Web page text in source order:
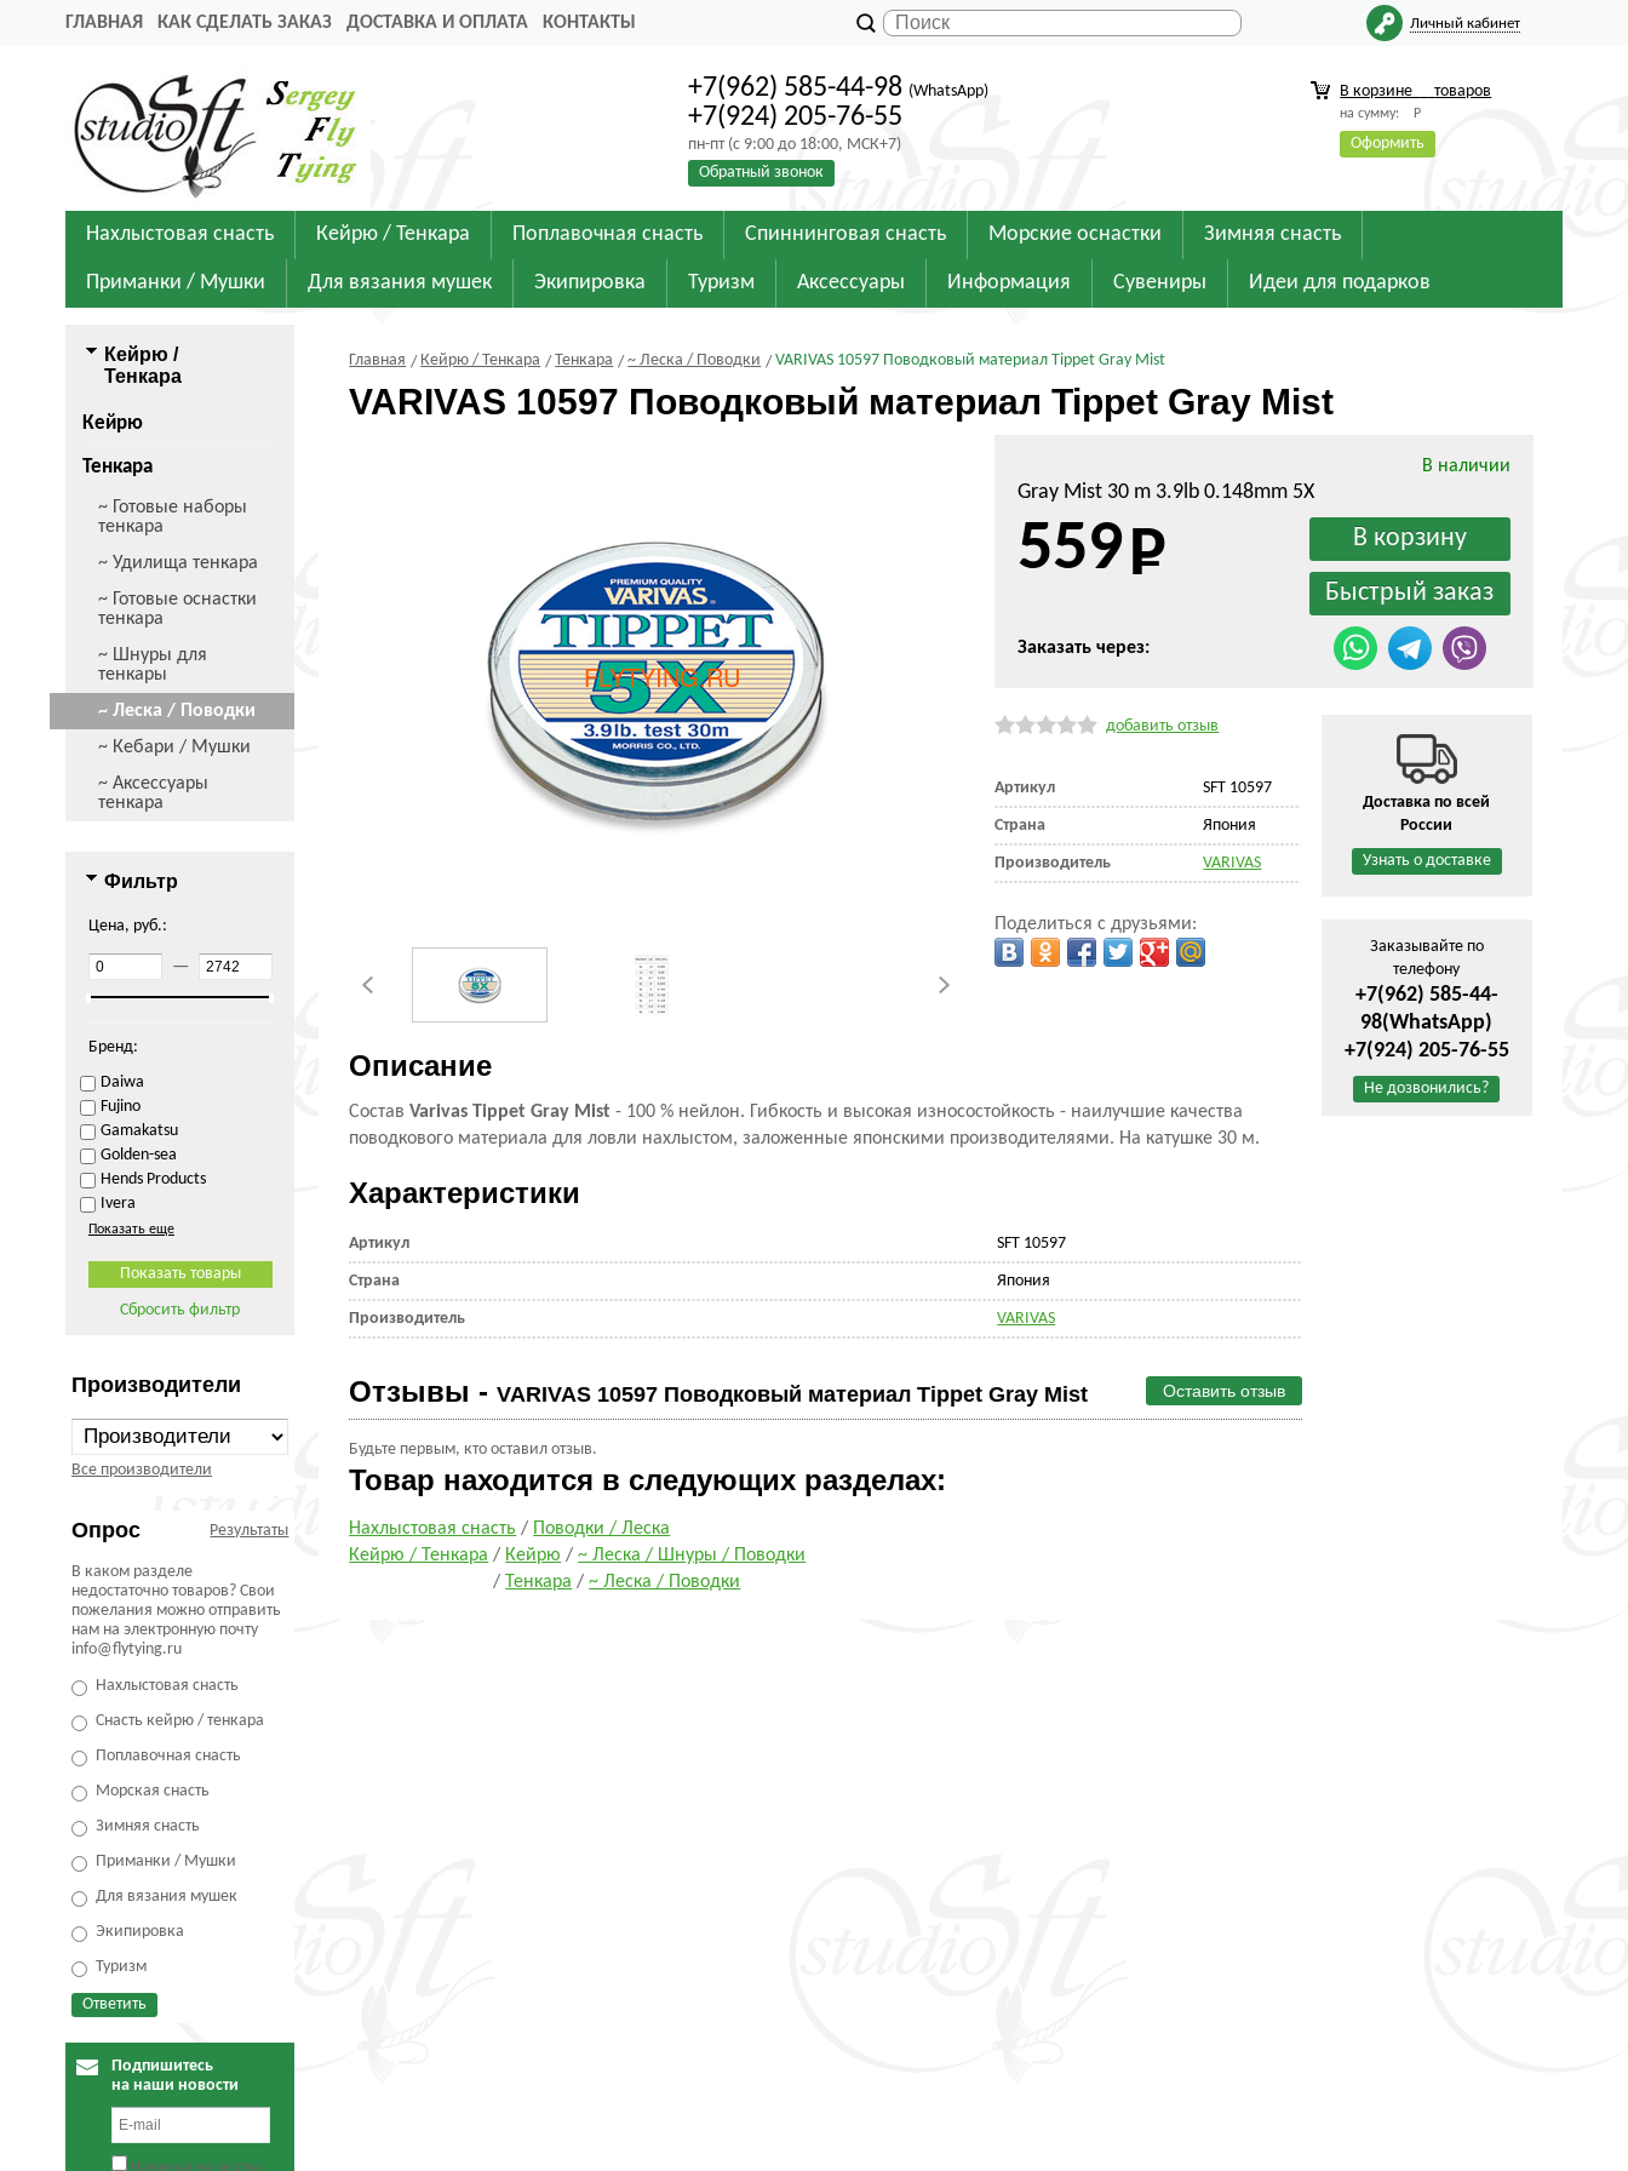
ГЛАВНАЯ КАК СДЕЛАТЬ ЗАКАЗ ДОСТАВКА И ОПЛАТА КОНТАКТЫ Личный кабинет
+7(962) 585-44-98 (WhatsApp)
+7(924) 205-76-55
пн-пт (с 9:00 до 18:00, МСК+7)
Обратный звонок
В корзине товаров
на сумму: Р
Оформить
Нахлыстовая снасть Кейрю / Тенкара Поплавочная снасть Спиннинговая снасть Морские оснастки Зимняя снасть
Приманки / Мушки Для вязания мушек Экипировка Туризм Аксессуары Информация Сувениры Идеи для подарков
Кейрю /
Тенкара
Кейрю
Тенкара
~ Готовые наборы
тенкара
~ Удилища тенкара
~ Готовые оснастки
тенкара
~ Шнуры для
тенкары
~ Леска / Поводки
~ Кебари / Мушки
~ Аксессуары
тенкара
Фильтр
Цена, руб.:
—
Бренд:
Daiwa
Fujino
Gamakatsu
Golden-sea
Hends Products
Ivera
Показать еще
Сбросить фильтр
Производители
Все производители
Опрос Результаты
В каком разделе
недостаточно товаров? Свои
пожелания можно отправить
нам на электронную почту
info@flytying.ru
Нахлыстовая снасть
Снасть кейрю / тенкара
Поплавочная снасть
Морская снасть
Зимняя снасть
Приманки / Мушки
Для вязания мушек
Экипировка
Туризм
Подпишитесь
на наши новости
Нажимая на кнопку,
Главная Кейрю / Тенкара Тенкара ~ Леска / Поводки VARIVAS 10597 Поводковый материал Tippet Gray Mist
VARIVAS 10597 Поводковый материал Tippet Gray Mist
В наличии
Gray Mist 30 m 3.9lb 0.148mm 5X
559
Заказать через:
добавить отзыв
Артикул SFT 10597
Страна Япония
Производитель VARIVAS
Поделиться с друзьями:
Описание
СоставVarivas Tippet Gray Mist - 100 % нейлон. Гибкость и высокая износостойкость - наилучшие качества
поводкового материала для ловли нахлыстом, заложенные японскими производителяями. На катушке 30 м.
Характеристики
Артикул SFT 10597
Страна Япония
Производитель VARIVAS
Отзывы -VARIVAS 10597 Поводковый материал Tippet Gray Mist Оставить отзыв
Будьте первым, кто оставил отзыв.
Доставка по всей
России
Узнать о доставке
Заказывайте по
телефону
+7(962) 585-44-
98(WhatsApp)
+7(924) 205-76-55
Не дозвонились?
Товар находится в следующих разделах:
Нахлыстовая снасть /
Поводки / Леска
Кейрю / Тенкара / Кейрю /~ Леска / Шнуры / Поводки
/
Тенкара /~ Леска / Поводки